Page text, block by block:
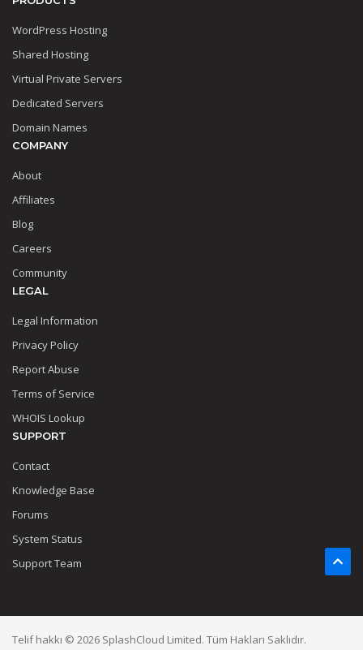
WordPress Hosting
Shared Hosting
Virtual Private Servers
Dedicated Servers
Domain Names
COMPANY
About
Affiliates
Blog
Careers
Community
LEGAL
Legal Information
Privacy Policy
Report Abuse
Terms of Service
WHOIS Lookup
SUPPORT
Contact
Knowledge Base
Forums
System Status
Support Team
Telif hakkı © 2026 SplashCloud Limited. Tüm Hakları Saklıdır.